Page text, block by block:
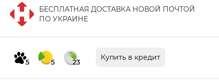
БЕСПЛАТНАЯ ДОСТАВКА НОВОЙ ПОЧТОЙ
ПО УКРАИНЕ
5 5 23
Купить в кредит